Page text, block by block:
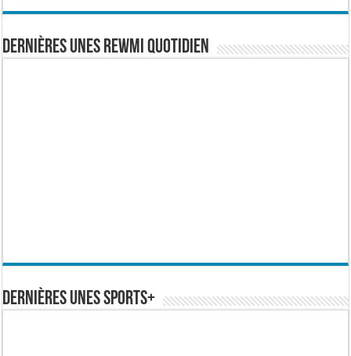
Dernières Unes Rewmi Quotidien
Dernières Unes Sports+